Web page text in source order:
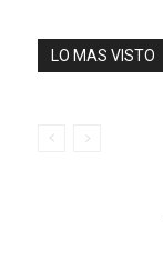
LO MAS VISTO